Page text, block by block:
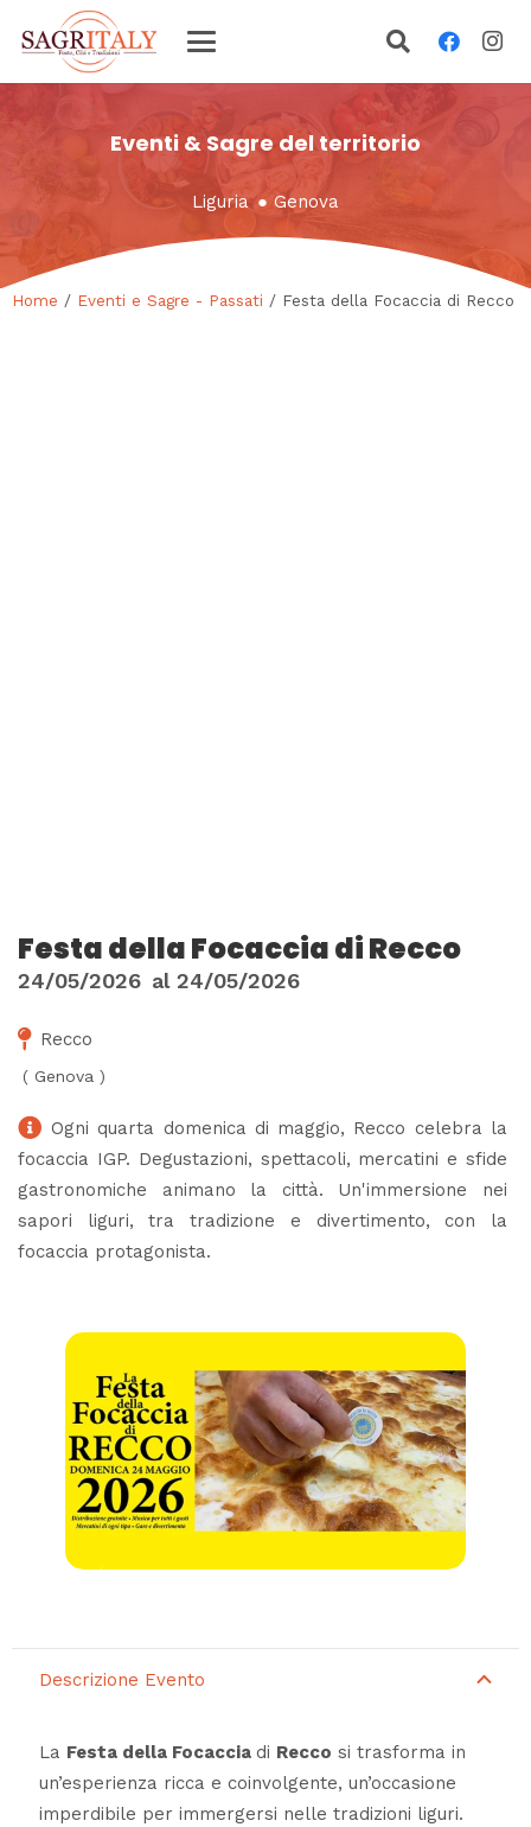
Eventi & Sagre del territorio
Liguria ●Genova
Home / Eventi e Sagre - Passati / Festa della Focaccia di Recco
Festa della Focaccia di Recco
24/05/2026 al 24/05/2026
Recco
( Genova )
Ogni quarta domenica di maggio, Recco celebra la
focaccia IGP. Degustazioni, spettacoli, mercatini e sfide
gastronomiche animano la città. Un'immersione nei
sapori liguri, tra tradizione e divertimento, con la
focaccia protagonista.
Descrizione Evento
La Festa della Focaccia di Recco si trasforma in
un’esperienza ricca e coinvolgente, un’occasione
imperdibile per immergersi nelle tradizioni liguri.